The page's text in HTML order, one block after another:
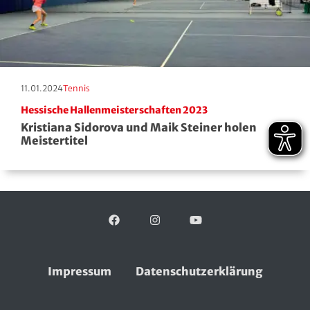
Erscheinungstag:
11.01.2024
Kategorie:Tennis
Hessische Hallenmeisterschaften 2023
Kristiana Sidorova und Maik Steiner holen
Meistertitel
Folgen Sie uns auf:
FacebookInstagramYouTube
Impressum Datenschutzerklärung